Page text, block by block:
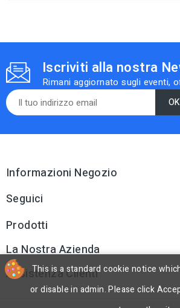
Iscriviti alla nostra
Rimani aggiornato sugli eventi,
Informazioni Negozio
Seguici
Prodotti
La Nostra Azienda
Assistenza Clienti
This is a standard cookie notice
or disable in admin. Please click